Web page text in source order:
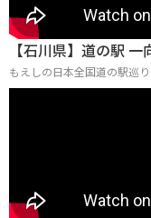
【石川県】道の駅
もえしの日本全国道の駅巡